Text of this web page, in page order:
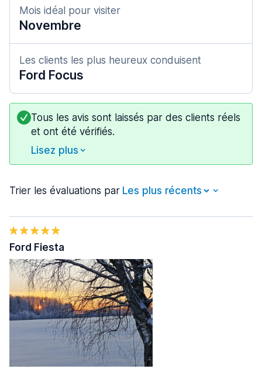
Mois idéal pour visiter
Novembre
Les clients les plus heureux conduisent
Ford Focus
Tous les avis sont laissés par des clients réels
et ont été vérifiés.
Lisez plus
Trier les évaluations par
Ford Fiesta